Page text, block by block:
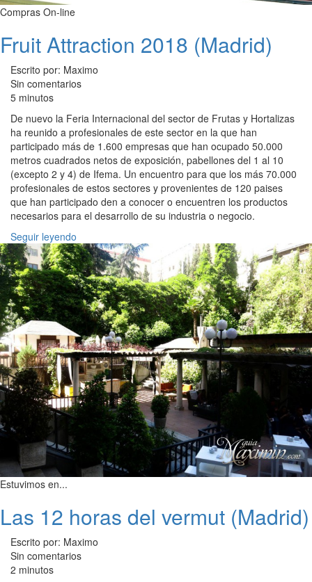
Compras On-line
Fruit Attraction 2018 (Madrid)
Escrito por: Maximo
Sin comentarios
5 minutos
De nuevo la Feria Internacional del sector de Frutas y Hortalizas
ha reunido a profesionales de este sector en la que han
participado más de 1.600 empresas que han ocupado 50.000
metros cuadrados netos de exposición, pabellones del 1 al 10
(excepto 2 y 4) de Ifema. Un encuentro para que los más 70.000
profesionales de estos sectores y provenientes de 120 paises
que han participado den a conocer o encuentren los productos
necesarios para el desarrollo de su industria o negocio.
Seguir leyendo
Estuvimos en...
Las 12 horas del vermut (Madrid)
Escrito por: Maximo
Sin comentarios
2 minutos